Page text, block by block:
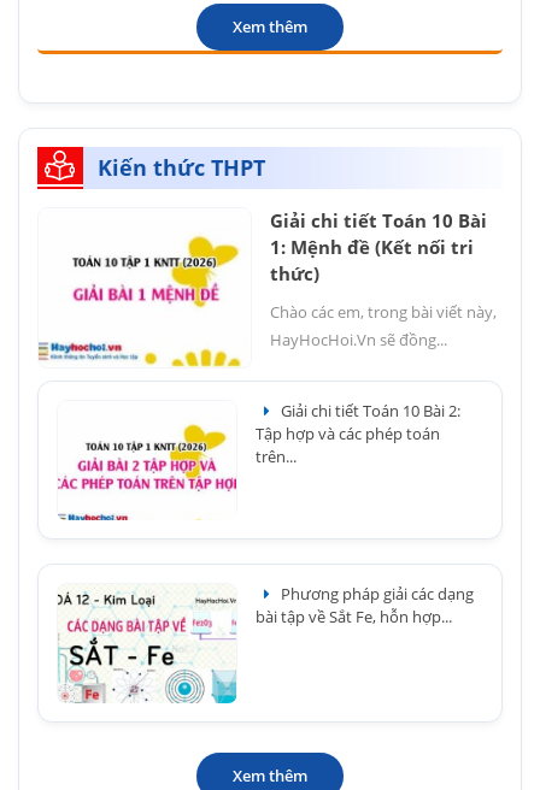
Xem thêm
Kiến thức THPT
Giải chi tiết Toán 10 Bài
1: Mệnh đề (Kết nối tri
thức)
Chào các em, trong bài viết này,
HayHocHoi.Vn sẽ đồng...
Giải chi tiết Toán 10 Bài 2:
Tập hợp và các phép toán
trên...
Phương pháp giải các dạng
bài tập về Sắt Fe, hỗn hợp...
Xem thêm